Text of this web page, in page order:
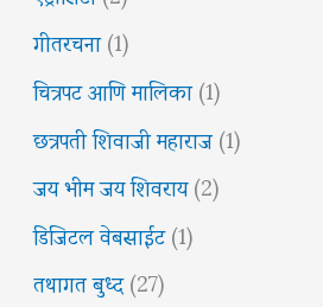
गीतरचना(1)
चित्रपट आणि मालिका(1)
छत्रपती शिवाजी महाराज(1)
जय भीम जय शिवराय(2)
डिजिटल वेबसाईट(1)
तथागत बुध्द(27)